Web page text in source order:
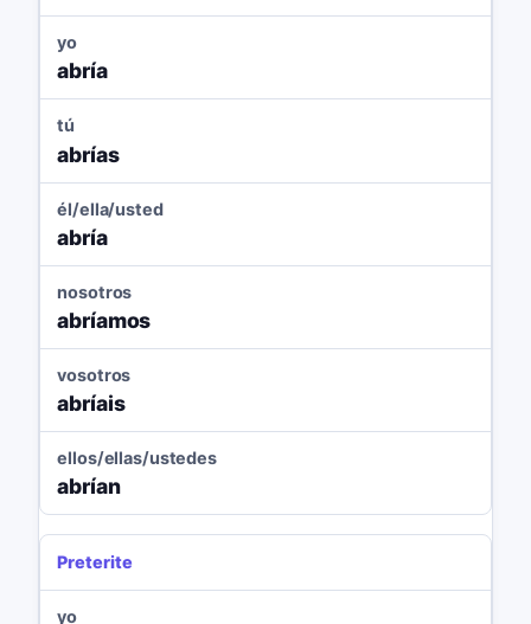
yo
abría
tú
abrías
él/ella/usted
abría
nosotros
abríamos
vosotros
abríais
ellos/ellas/ustedes
abrían
Preterite
yo